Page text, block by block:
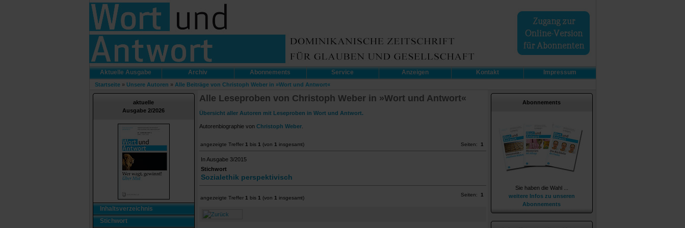
Aktuelle Ausgabe Archiv Abonnements Service Anzeigen Kontakt Impressum
Startseite» Unsere Autoren » Alle Beiträge von Christoph Weber in »Wort und Antwort«
aktuelle
Ausgabe 2/2026
Inhaltsverzeichnis
Stichwort
Alle Leseproben von Christoph Weber in »Wort und Antwort«
Übersicht aller Autoren mit Leseproben in Wort und Antwort.
Autorenbiographie von Christoph Weber.
angezeigte Treffer 1 bis 1 (von 1 insgesamt) Seiten: 1
In Ausgabe 3/2015
Stichwort
Sozialethik perspektivisch
angezeigte Treffer 1 bis 1 (von 1 insgesamt)
Seiten: 1
Abonnements
Sie haben die Wahl ...
weitere Infos zu unseren
Abonnements